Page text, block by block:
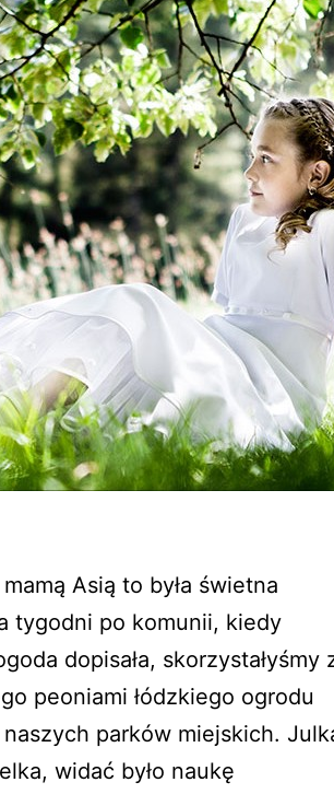
Asią to była świetna
tygodni po komunii, kiedy
dopisała, skorzystałyśmy
peoniami łódzkiego ogrodu
parków miejskich.
widać było naukę